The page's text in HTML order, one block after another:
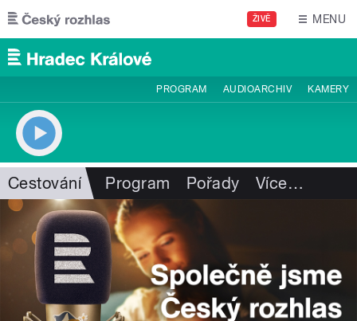
Přejít k hlavnímu obsahu
ŽIVĚ MENU
PROGRAM AUDIOARCHIV KAMERY
Cestování Program Pořady Více…